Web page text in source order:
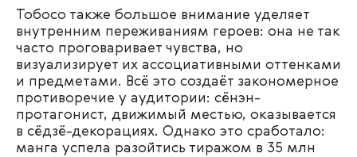
Тобосо также большое внимание уделяет
внутренним переживаниям героев: она не так
часто проговаривает чувства, но
визуализирует их ассоциативными оттенками
и предметами. Всё это создаёт закономерное
противоречие у аудитории: сёнэн-
протагонист, движимый местью, оказывается
в сёдзё-декорациях. Однако это сработало:
манга успела разойтись тиражом в 35 млн